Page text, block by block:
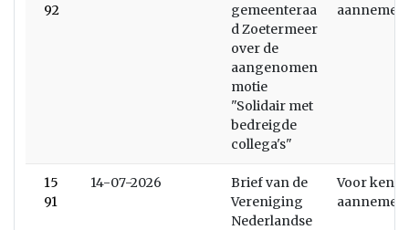
92
gemeenteraa
d Zoetermeer
over de
aangenomen
motie
"Solidair met
bedreigde
collega's"
aannemen
15
91
14-07-2026
Brief van de
Vereniging
Nederlandse
Voor
aannemen